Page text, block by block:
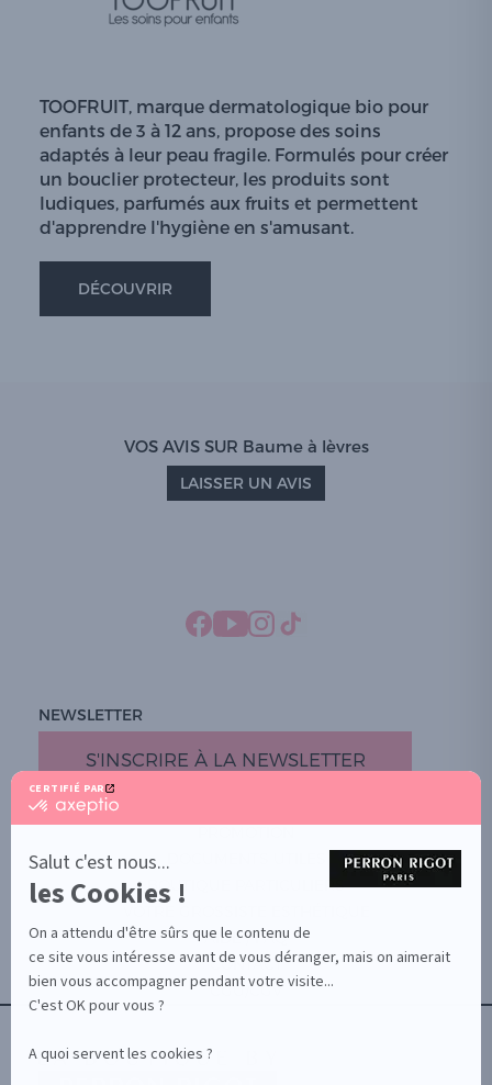
CERTIFIÉ PAR
certifié
En
savoir
plus
sur
Axeptio
Salut c'est nous...
les Cookies !
On a attendu d'être sûrs que le contenu de
ce site vous intéresse avant de vous déranger, mais on aimerait
bien vous accompagner pendant votre visite...
C'est OK pour vous ?
A quoi servent les cookies ?
TOOFRUIT, marque dermatologique bio pour
enfants de 3 à 12 ans, propose des soins
adaptés à leur peau fragile. Formulés pour créer
un bouclier protecteur, les produits sont
ludiques, parfumés aux fruits et permettent
d'apprendre l'hygiène en s'amusant.
DÉCOUVRIR
VOS AVIS SUR Baume à lèvres
LAISSER UN AVIS
NEWSLETTER
S'INSCRIRE À LA NEWSLETTER
BOUTIQUE PARTICULIERS
AIDE / FAQ
CONTACT
CGU/CGV